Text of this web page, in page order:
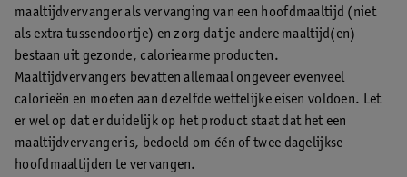
maaltijdvervanger als vervanging van een hoofdmaaltijd (niet
als extra tussendoortje) en zorg dat je andere maaltijd(en)
bestaan uit gezonde, caloriearme producten.
Maaltijdvervangers bevatten allemaal ongeveer evenveel
calorieën en moeten aan dezelfde wettelijke eisen voldoen. Let
er wel op dat er duidelijk op het product staat dat het een
maaltijdvervanger is, bedoeld om één of twee dagelijkse
hoofdmaaltijden te vervangen.